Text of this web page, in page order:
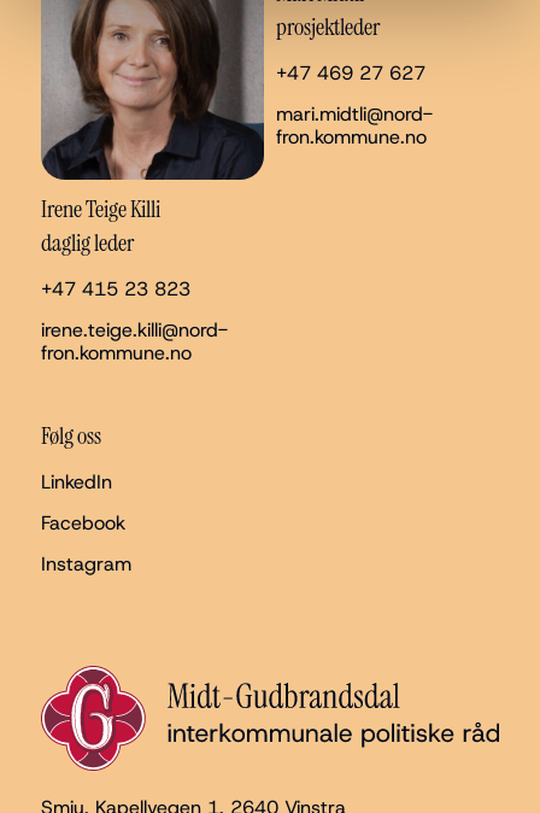
Irene Teige Killi
daglig leder
+47 415 23 823
irene.teige.killi@nord-
fron.kommune.no
prosjektleder
+47 469 27 627
mari.midtli@nord-
fron.kommune.no
Følg oss
LinkedIn
Facebook
Instagram